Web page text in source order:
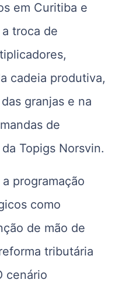
em Curitiba e
troca de
cadeia produtiva,
granjas e na
de
Topigs Norsvin.
programação
como
de mão de
tributária
cenário